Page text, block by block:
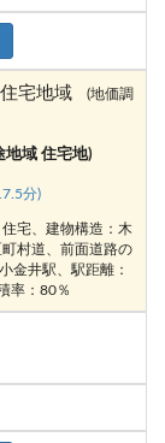
住宅地域
(地価調
地域 住宅地)
分)
宅、建物構造：木
村道、前面道路の
金井駅、駅距離：
率：80％